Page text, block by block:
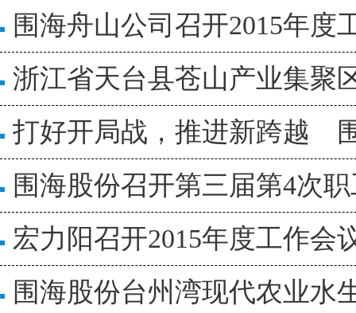
围海舟山公司召开2015年度
浙江省天台县苍山产业集聚
打好开局战，推进新跨越
围海股份召开第三届第4次
宏力阳召开2015年度工作会
围海股份台州湾现代农业水